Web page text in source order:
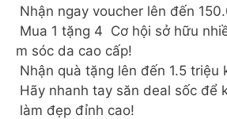
Nhận ngay voucher lên đến
Mua 1 tặng 4 Cơ hội sở hữu
m sóc da cao cấp!
Nhận quà tặng lên đến 1.5 triệu
Hãy nhanh tay săn deal sốc để
làm đẹp đỉnh cao!